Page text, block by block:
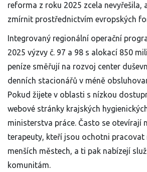
reforma z roku 2025 zcela nevyřešila,
zmírnit prostřednictvím evropských
Integrovaný regionální operační
2025 výzvy č. 97 a 98 s alokací 850
peníze směřují na rozvoj center
denních stacionářů v méně
Pokud žijete v oblasti s nízkou
webové stránky krajských
ministerstva práce. Často se otevírají
terapeuty, kteří jsou ochotni pracovat
menších městech, a ti pak nabízejí
komunitám.